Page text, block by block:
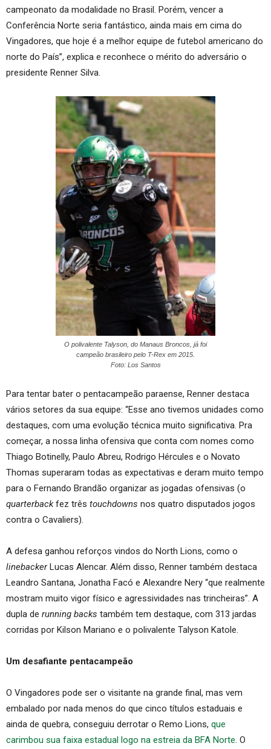
campeonato da modalidade no Brasil. Porém, vencer a
Conferência Norte seria fantástico, ainda mais em cima do
Vingadores, que hoje é a melhor equipe de futebol americano do
norte do País”, explica e reconhece o mérito do adversário o
presidente Renner Silva.
O polivalente Talyson, do Manaus Broncos, já foi
campeão brasileiro pelo T-Rex em 2015.
Foto: Los Santos
Para tentar bater o pentacampeão paraense, Renner destaca
vários setores da sua equipe: “Esse ano tivemos unidades como
destaques, com uma evolução técnica muito significativa. Pra
começar, a nossa linha ofensiva que conta com nomes como
Thiago Botinelly, Paulo Abreu, Rodrigo Hércules e o Novato
Thomas superaram todas as expectativas e deram muito tempo
para o Fernando Brandão organizar as jogadas ofensivas (o
quarterbackfez três touchdowns nos quatro disputados jogos
contra o Cavaliers).
A defesa ganhou reforços vindos do North Lions, como o
linebackerLucas Alencar. Além disso, Renner também destaca
Leandro Santana, Jonatha Facó e Alexandre Nery “que realmente
mostram muito vigor físico e agressividades nas trincheiras”. A
dupla de running backs também tem destaque, com 313 jardas
corridas por Kilson Mariano e o polivalente Talyson Katole.
Um desafiante pentacampeão
O Vingadores pode ser o visitante na grande final, mas vem
embalado por nada menos do que cinco títulos estaduais e
ainda de quebra, conseguiu derrotar o Remo Lions, que
carimbou sua faixa estadual logo na estreia da BFA Norte. O